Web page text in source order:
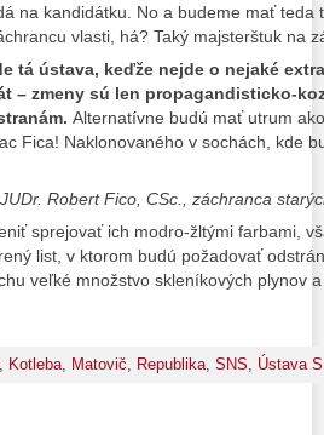
na kandidátku. No a budeme mať teda
vlasti, há? Taký majsterštuk na
tá ústava, keďže nejde o nejaké
– zmeny sú len propagandisticko-
Alternatívne budú mať utrum
Fica! Naklonovaného v sochách, kde
Robert Fico, CSc., záchranca
sprejovať ich modro-žltými farbami,
list, v ktorom budú požadovať
veľké množstvo skleníkových plynov
Kotleba Matovič Republika SNS Ústava